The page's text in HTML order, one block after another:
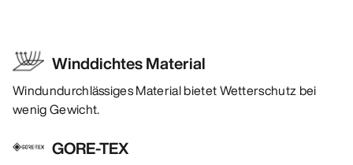
Winddichtes Material
Windundurchlässiges Material bietet Wetterschutz bei
wenig Gewicht.
GORE-TEX